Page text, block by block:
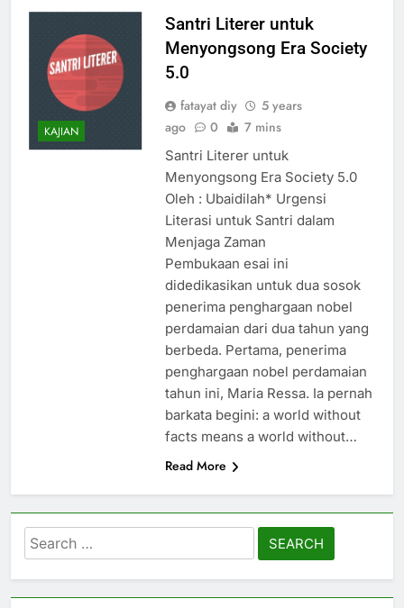
KAJIAN
Santri Literer untuk
Menyongsong Era Society
5.0
fatayat diy
5 years
ago
0 7 mins
Santri Literer untuk
Menyongsong Era Society 5.0
Oleh : Ubaidilah* Urgensi
Literasi untuk Santri dalam
Menjaga Zaman
Pembukaan esai ini
didedikasikan untuk dua sosok
penerima penghargaan nobel
perdamaian dari dua tahun yang
berbeda. Pertama, penerima
penghargaan nobel perdamaian
tahun ini, Maria Ressa. Ia pernah
barkata begini: a world without
facts means a world without…
Read More
Search
for: